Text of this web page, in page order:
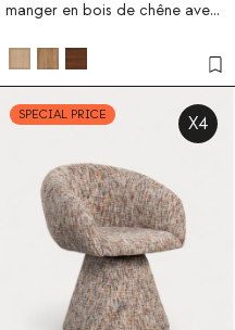
manger en bois de chêne avec
SPECIAL PRICE X4